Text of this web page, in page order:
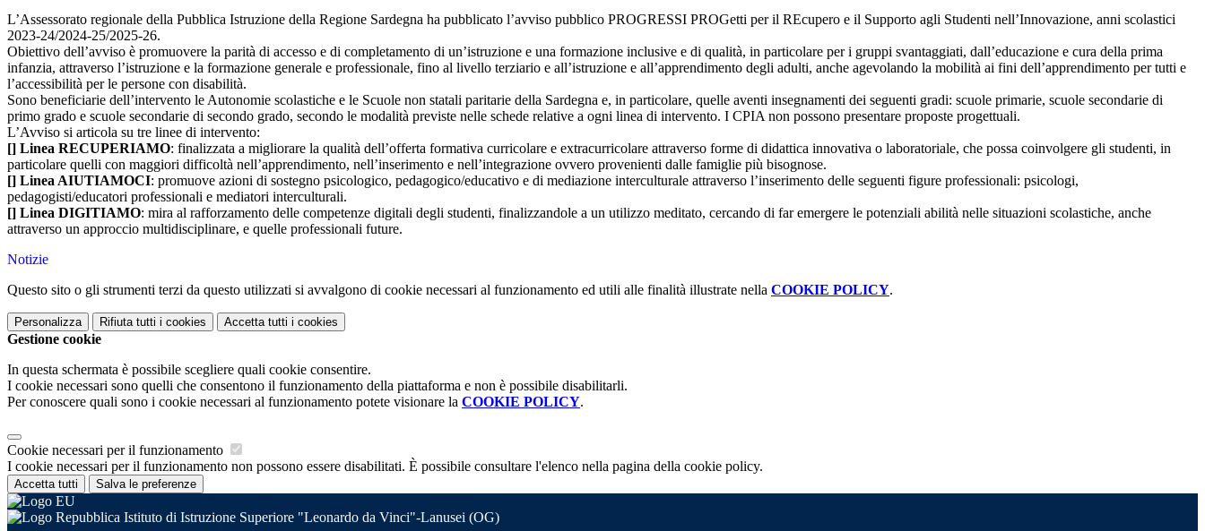
L’Assessorato regionale della Pubblica Istruzione della Regione Sardegna ha pubblicato l’avviso pubblico PROGRESSI PROGetti per il REcupero e il Supporto agli Studenti nell’Innovazione, anni scolastici
2023-24/2024-25/2025-26.
Obiettivo dell’avviso è promuovere la parità di accesso e di completamento di un’istruzione e una formazione inclusive e di qualità, in particolare per i gruppi svantaggiati, dall’educazione e cura della prima
infanzia, attraverso l’istruzione e la formazione generale e professionale, fino al livello terziario e all’istruzione e all’apprendimento degli adulti, anche agevolando la mobilità ai fini dell’apprendimento per tutti e
l’accessibilità per le persone con disabilità.
Sono beneficiarie dell’intervento le Autonomie scolastiche e le Scuole non statali paritarie della Sardegna e, in particolare, quelle aventi insegnamenti dei seguenti gradi: scuole primarie, scuole secondarie di
primo grado e scuole secondarie di secondo grado, secondo le modalità previste nelle schede relative a ogni linea di intervento. I CPIA non possono presentare proposte progettuali.
L’Avviso si articola su tre linee di intervento:
[] Linea RECUPERIAMO: finalizzata a migliorare la qualità dell’offerta formativa curricolare e extracurricolare attraverso forme di didattica innovativa o laboratoriale, che possa coinvolgere gli studenti, in
particolare quelli con maggiori difficoltà nell’apprendimento, nell’inserimento e nell’integrazione ovvero provenienti dalle famiglie più bisognose.
[] Linea AIUTIAMOCI: promuove azioni di sostegno psicologico, pedagogico/educativo e di mediazione interculturale attraverso l’inserimento delle seguenti figure professionali: psicologi,
pedagogisti/educatori professionali e mediatori interculturali.
[] Linea DIGITIAMO: mira al rafforzamento delle competenze digitali degli studenti, finalizzandole a un utilizzo meditato, cercando di far emergere le potenziali abilità nelle situazioni scolastiche, anche
attraverso un approccio multidisciplinare, e quelle professionali future.
Notizie
Questo sito o gli strumenti terzi da questo utilizzati si avvalgono di cookie necessari al funzionamento ed utili alle finalità illustrate nella COOKIE POLICY.
Personalizza Rifiuta tutti i cookies Accetta tutti i cookies
Gestione cookie
In questa schermata è possibile scegliere quali cookie consentire.
I cookie necessari sono quelli che consentono il funzionamento della piattaforma e non è possibile disabilitarli.
Per conoscere quali sono i cookie necessari al funzionamento potete visionare la COOKIE POLICY.
Cookie necessari per il funzionamento
I cookie necessari per il funzionamento non possono essere disabilitati. È possibile consultare l'elenco nella pagina della cookie policy.
Accetta tutti Salva le preferenze
Istituto di Istruzione Superiore "Leonardo da Vinci"-Lanusei (OG)